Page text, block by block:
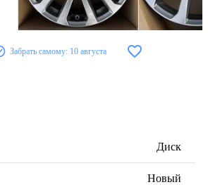
Забрать самому: 10 августа
Диск
Новый